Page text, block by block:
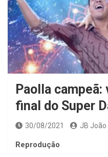
Paolla
final do Super
30/08/2021 JB
Reprodução